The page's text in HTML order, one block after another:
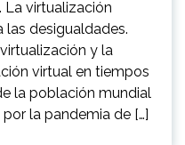
La virtualización
desigualdades.
y la
virtual en tiempos
la población mundial
la pandemia de […]